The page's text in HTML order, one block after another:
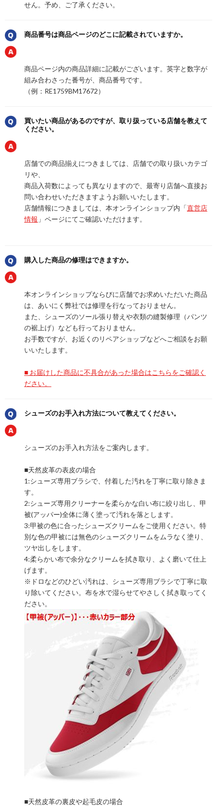
せん。予め、ご了承ください。
商品番号は商品ページのどこに記載されていますか。
商品ページ内の商品詳細に記載がございます。英字と数字が
組み合わさった番号が、商品番号です。
（例：RE1759BM17672）
買いたい商品があるのですが、取り扱っている店舗を教えて
ください。
店舗での商品揃えにつきましては、店舗での取り扱いカテゴ
リや、
商品入荷数によっても異なりますので、最寄り店舗へ直接お
問い合わせいただきますようお願いいたします。
店舗情報につきましては、本オンラインショップ内「直営店
情報 」ページにてご確認いただけます。
購入した商品の修理はできますか。
本オンラインショップならびに店舗でお求めいただいた商品
は、あいにく弊社では修理を行なっておりません。
また、シューズのソール張り替えや衣類の縫製修理（パンツ
の裾上げ）なども行っておりません。
お手数ですが、お近くのリペアショップなどへご相談をお願
いいたします。
■ お届けした商品に不具合があった場合はこちらをご確認く
ださい。
シューズのお手入れ方法について教えてください。
シューズのお手入れ方法をご案内します。
■天然皮革の表皮の場合
1:シューズ専用ブラシで、付着した汚れを丁寧に取り除きま
す。
2:シューズ専用クリーナーを柔らかな白い布に絞り出し、甲
被(アッパー)全体に薄く塗って汚れを落とします。
3:甲被の色に合ったシューズクリームをご使用ください。特
別な色の甲被には無色のシューズクリームをムラなく塗り、
ツヤ出しをします。
4:柔らかい布で余分なクリームを拭き取り、よく磨いて仕上
げます。
※ドロなどのひどい汚れは、シューズ専用ブラシで丁寧に取
り除いてください。布を水で湿らせてやさしく拭き取ってく
ださい。
■天然皮革の裏皮や起毛皮の場合